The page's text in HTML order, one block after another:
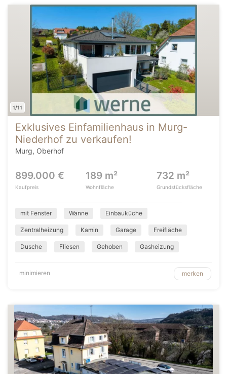
1/11
Exklusives Einfamilienhaus in Murg-
Niederhof zu verkaufen!
Murg, Oberhof
899.000 €
Kaufpreis
189 m²
Wohnfläche
732 m²
Grundstücksfläche
mit Fenster Wanne Einbauküche
Zentralheizung Kamin Garage Freifläche
Dusche Fliesen Gehoben Gasheizung
minimieren merken